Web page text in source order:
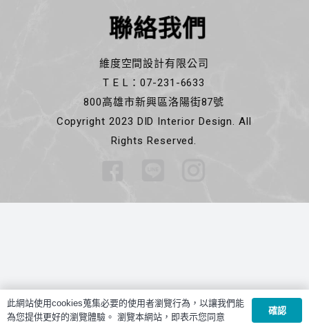
聯絡我們
維度空間設計有限公司
T E L：07-231-6633
800高雄市新興區洛陽街87號
Copyright 2023 DID Interior Design. All
Rights Reserved.
此網站使用cookies蒐集必要的使用者瀏覽行為，以讓我們能
為您提供更好的瀏覽體驗。 瀏覽本網站，即表示您同意
確認